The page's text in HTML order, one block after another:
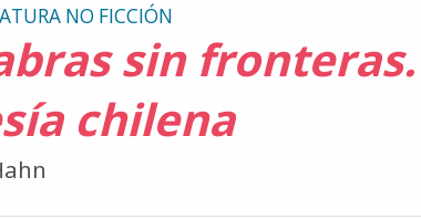
NO FICCIÓN
sin
chilena